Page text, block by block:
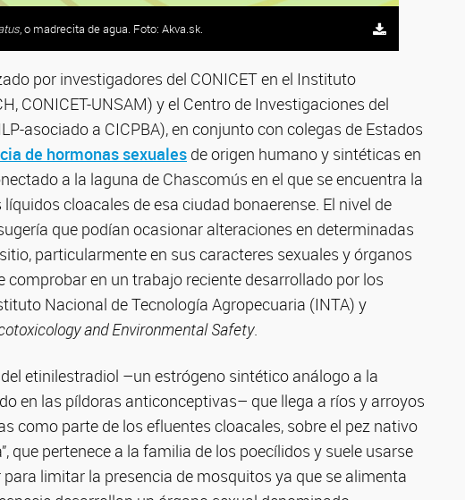
, o madrecita de agua. Foto: Akva.sk.
del trabajo. Fotos: gentileza investigadores.
por investigadores del CONICET en el Instituto
CONICET-UNSAM) y el Centro de Investigaciones del
asociado a CICPBA), en conjunto con colegas de Estados
de hormonas sexuales de origen humano y sintéticas en
a la laguna de Chascomús en el que se encuentra la
cloacales de esa ciudad bonaerense. El nivel de
que podían ocasionar alteraciones en determinadas
particularmente en sus caracteres sexuales y órganos
comprobar en un trabajo reciente desarrollado por los
Nacional de Tecnología Agropecuaria (INTA) y
and Environmental Safety.
etinilestradiol –un estrógeno sintético análogo a la
en las píldoras anticonceptivas– que llega a ríos y arroyos
como parte de los efluentes cloacales, sobre el pez nativo
que pertenece a la familia de los poecílidos y suele usarse
limitar la presencia de mosquitos ya que se alimenta